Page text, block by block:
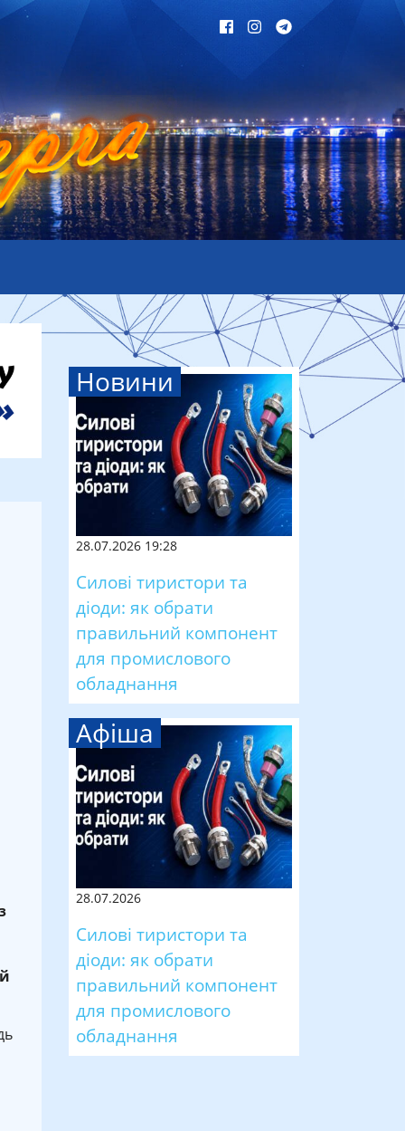
Новини
28.07.2026 19:28
Силові тиристори та
діоди: як обрати
правильний компонент
для промислового
обладнання
Афіша
28.07.2026
Силові тиристори та
діоди: як обрати
правильний компонент
для промислового
обладнання